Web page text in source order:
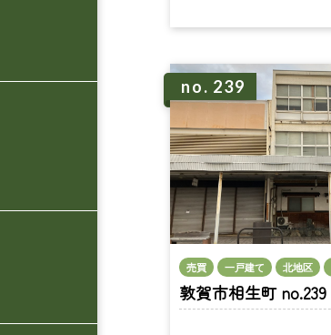
no. 239
売買 一戸建て 北地区
敦賀市相生町 no.239